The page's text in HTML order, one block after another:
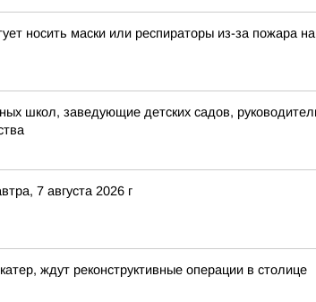
носить маски или респираторы из-за пожара
школ, заведующие детских садов,
7 августа 2026 г
ждут реконструктивные операции в столице